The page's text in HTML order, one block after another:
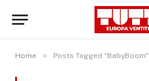
Home » Posts Tagged "BabyBoom"